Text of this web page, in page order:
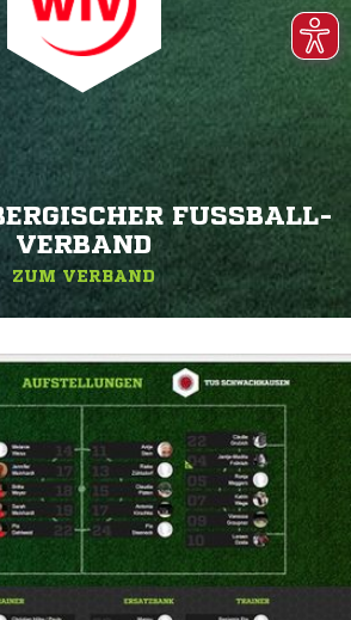
FUSSBALL-V
ERBAND
ZUM VERBAND